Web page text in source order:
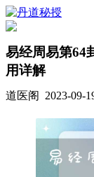
易经周易第64
用详解
道医阁 2023-09-